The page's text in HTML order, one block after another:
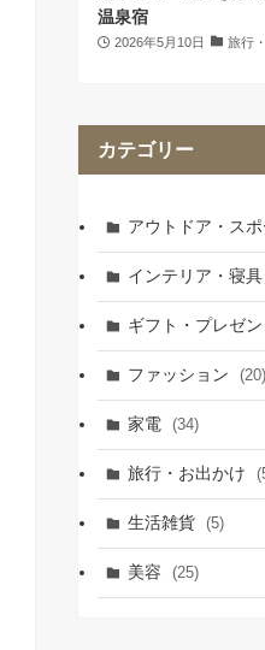
温泉宿
2026年5月10日 旅行
カテゴリー
アウトドア・ス
インテリア・寝
ギフト・プレゼン
ファッション (20)
家電 (34)
旅行・お出かけ
生活雑貨 (5)
美容 (25)